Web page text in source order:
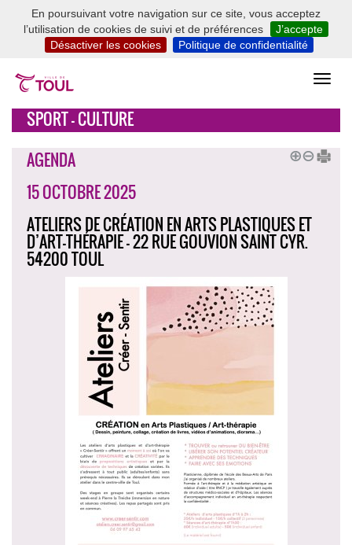
En poursuivant votre navigation sur ce site, vous acceptez
l’utilisation de cookies de suivi et de préférences
J’accepte
Désactiver les cookies
Politique de confidentialité
SPORT - CULTURE
AGENDA
15 OCTOBRE 2025
ATELIERS DE CRÉATION EN ARTS PLASTIQUES ET
D’ART-THÉRAPIE - 22 RUE GOUVION SAINT CYR.
54200 TOUL